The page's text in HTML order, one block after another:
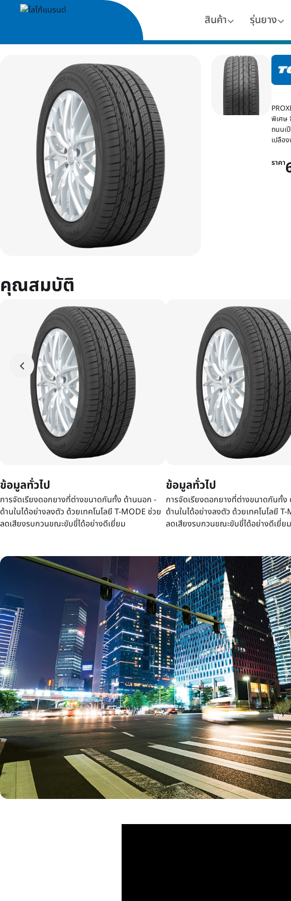
สินค้า รุ่นยาง
พิเศษ
ถนนเ
เปลือ
ราคา
คุณสมบัติ
ข้อมูลทั่วไป
การจัดเรียงดอกยางที่ต่างขนาดกันทั้ง ด้านนอก -
ด้านในได้อย่างลงตัว ด้วยเทคโนโลยี T-MODE ช่วย
ลดเสียงรบกวนขณะขับขี่ได้อย่างดีเยี่ยม
ข้อมูลทั่วไป
การจัดเรียงดอกยางที่ต่างขนาดกันทั้ง
ด้านในได้อย่างลงตัว ด้วยเทคโนโลยี
ลดเสียงรบกวนขณะขับขี่ได้อย่างดีเยี่ยม